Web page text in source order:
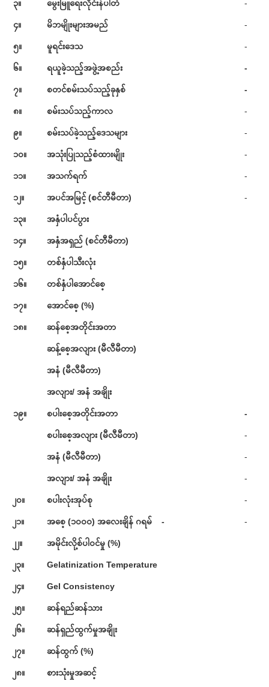
၃။ မွေးမြူရေးလိုင်းနံပါတ် -
၄။ မိဘမျိုးများအမည် -
၅။ မူရင်းဒေသ -
၆။ ရယူခဲ့သည့်အဖွဲ့အစည်း -
၇။ စတင်စမ်းသပ်သည့်ခုနှစ် -
၈။ စမ်းသပ်သည့်ကာလ -
၉။ စမ်းသပ်ခဲ့သည့်ဒေသများ -
၁၀။ အသုံးပြုသည့်စံထားမျိုး -
၁၁။ အသက်ရက် -
၁၂။ အပင်အမြင့် (စင်တီမီတာ) -
၁၃။ အနှံပါပင်ပွား
၁၄။ အနှံအရှည် (စင်တီမီတာ)
၁၅။ တစ်နှံပါသီးလုံး
၁၆။ တစ်နှံပါအောင်စေ့
၁၇။ အောင်စေ့ (%)
၁၈။ ဆန်စေ့အတိုင်းအတာ
ဆန့်စေ့အလျား (မီလီမီတာ)
အနံ (မီလီမီတာ)
အလျား/ အနံ အချိုး
၁၉။ စပါးစေ့အတိုင်းအတာ -
စပါးစေ့အလျား (မီလီမီတာ) -
အနံ (မီလီမီတာ) -
အလျား/ အနံ အချိုး -
၂၀။ စပါးလုံးအုပ်စု -
၂၁။ အစေ့ (၁၀၀၀) အလေးချိန် ဂရမ် - -
၂၂။ အမိုင်းလို့စ်ပါဝင်မှု (%)
၂၃။ Gelatinization Temperature
၂၄။ Gel Consistency
၂၅။ ဆန်ရည်ဆန်သား
၂၆။ ဆန်ရှည်ထွက်မှုအချိုး
၂၇။ ဆန်ထွက် (%)
၂၈။ စားသုံးမှုအဆင့်